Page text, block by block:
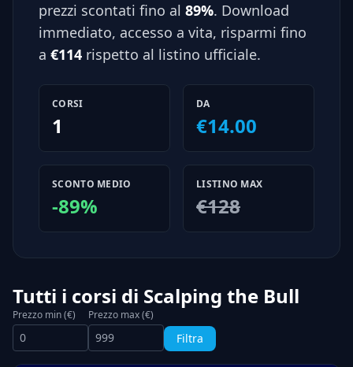
prezzi scontati fino al 89%. Download
immediato, accesso a vita, risparmi fino
a €114 rispetto al listino ufficiale.
CORSI
1
DA
€14.00
SCONTO MEDIO
-89%
LISTINO MAX
€128
Tutti i corsi di Scalping the Bull
Prezzo min (€) Prezzo max (€)
Filtra